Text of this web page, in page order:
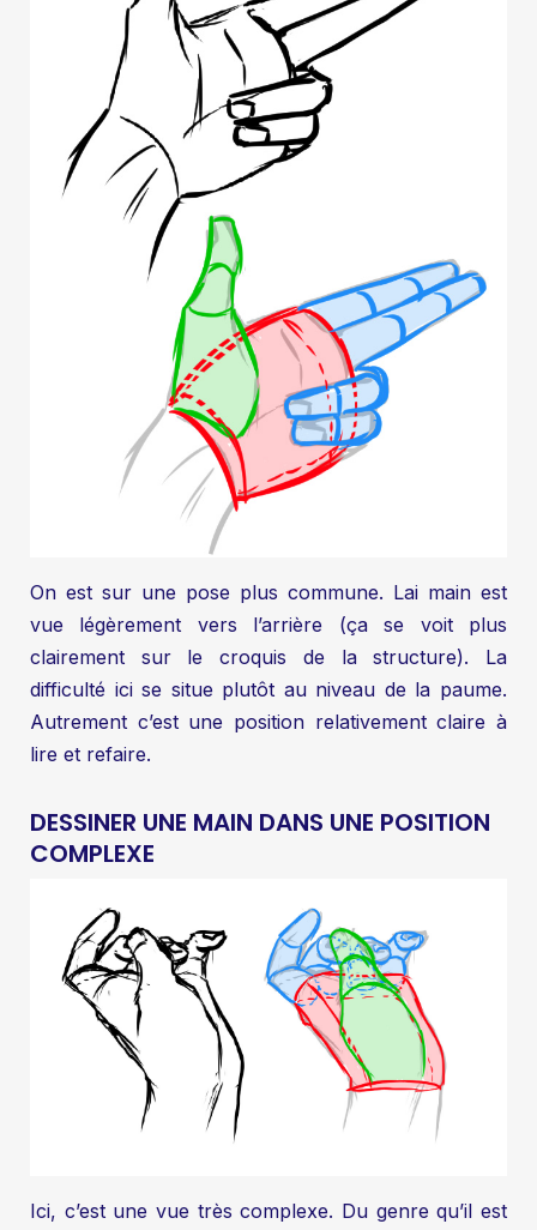
On est sur une pose plus commune. Lai main est
vue légèrement vers l’arrière (ça se voit plus
clairement sur le croquis de la structure). La
difficulté ici se situe plutôt au niveau de la paume.
Autrement c’est une position relativement claire à
lire et refaire.
DESSINER UNE MAIN DANS UNE POSITION
COMPLEXE
Ici, c’est une vue très complexe. Du genre qu’il est